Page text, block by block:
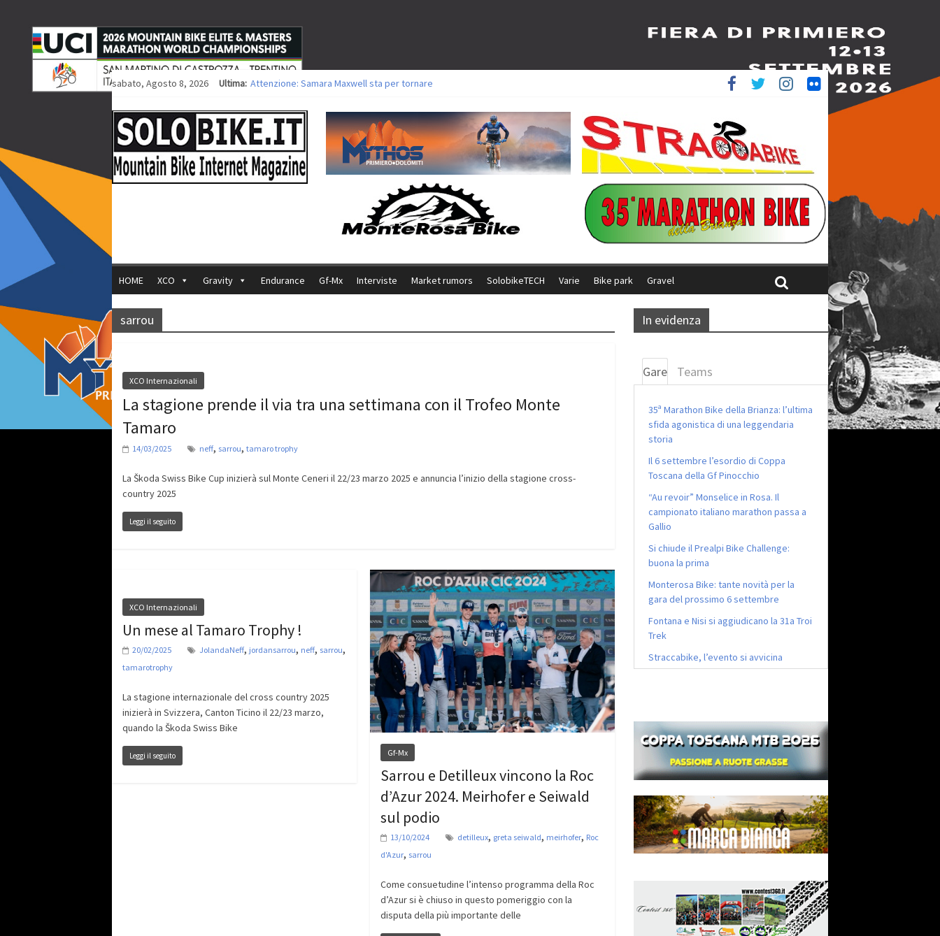
sabato, Agosto 8, 2026 Ultima: Attenzione: Samara Maxwell sta per tornare
Europei XCO: vittorie per Ghibaudo, Grossmann e Gallis. Signorelli 5^ la migliore tra gli italiani
35ª Marathon Bike della Brianza: l’ultima sfida agonistica di una leggendaria storia
Europei MTB: il Team Relay firma il secondo argento azzurro a Monteceneri
HOME XCO Gravity Endurance Gf-Mx Interviste Market rumors SolobikeTECH Varie Bike park Gravel
sarrou
XCO Internazionali
La stagione prende il via tra una settimana con il Trofeo Monte
Tamaro
14/03/2025 neff, sarrou, tamaro trophy
La Škoda Swiss Bike Cup inizierà sul Monte Ceneri il 22/23 marzo 2025 e annuncia l’inizio della stagione cross-
country 2025
Leggi il seguito
XCO Internazionali
Un mese al Tamaro Trophy !
20/02/2025 JolandaNeff, jordansarrou, neff, sarrou,
tamarotrophy
La stagione internazionale del cross country 2025
inizierà in Svizzera, Canton Ticino il 22/23 marzo,
quando la Škoda Swiss Bike
Leggi il seguito Gf-Mx
Sarrou e Detilleux vincono la Roc
d’Azur 2024. Meirhofer e Seiwald
sul podio
13/10/2024 detilleux, greta seiwald, meirhofer, Roc
d'Azur, sarrou
Come consuetudine l’intenso programma della Roc
d’Azur si è chiuso in questo pomeriggio con la
disputa della più importante delle
In evidenza
Gare Teams
35ª Marathon Bike della Brianza: l’ultima
sfida agonistica di una leggendaria
storia
Il 6 settembre l’esordio di Coppa
Toscana della Gf Pinocchio
“Au revoir” Monselice in Rosa. Il
campionato italiano marathon passa a
Gallio
Si chiude il Prealpi Bike Challenge:
buona la prima
Monterosa Bike: tante novità per la
gara del prossimo 6 settembre
Fontana e Nisi si aggiudicano la 31a Troi
Trek
Straccabike, l’evento si avvicina